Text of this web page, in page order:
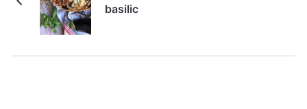
basilic